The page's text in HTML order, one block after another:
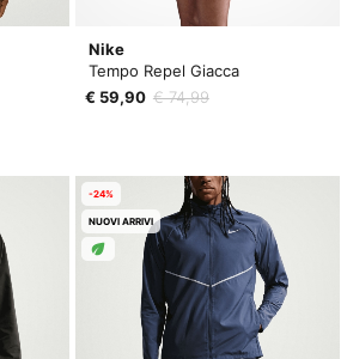
Nike
Tempo Repel Giacca
€ 59,90 € 74,99
-24%
NUOVI ARRIVI